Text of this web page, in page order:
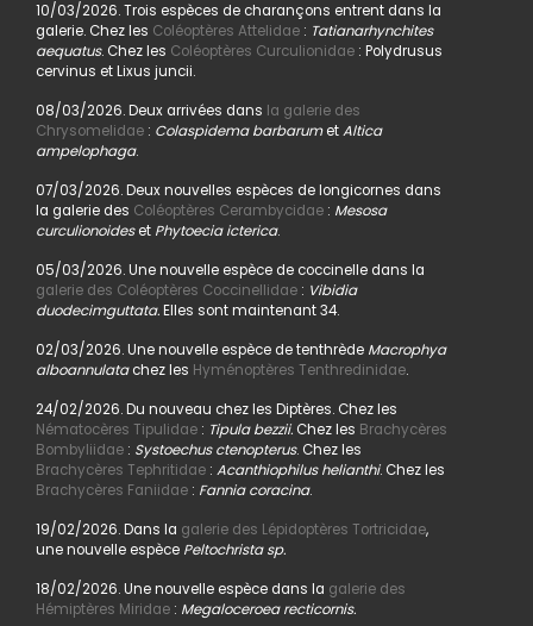
10/03/2026. Trois espèces de charançons entrent dans la
galerie. Chez les Coléoptères Attelidae: Tatianarhynchites
aequatus. Chez les Coléoptères Curculionidae: Polydrusus
cervinus et Lixus juncii.
08/03/2026. Deux arrivées dans la galerie des
Chrysomelidae: Colaspidema barbarumetAltica
ampelophaga.
07/03/2026. Deux nouvelles espèces de longicornes dans
la galerie des Coléoptères Cerambycidae: Mesosa
curculionoideset Phytoecia icterica.
05/03/2026. Une nouvelle espèce de coccinelle dans la
galerie des Coléoptères Coccinellidae: Vibidia
duodecimguttata.Elles sont maintenant 34.
02/03/2026. Une nouvelle espèce de tenthrède Macrophya
alboannulatachez les Hyménoptères Tenthredinidae.
24/02/2026. Du nouveau chez les Diptères. Chez les
Nématocères Tipulidae: Tipula bezzii. Chez les Brachycères
Bombyliidae: Systoechus ctenopterus. Chez les
Brachycères Tephritidae: Acanthiophilus helianthi. Chez les
Brachycères Faniidae: Fannia coracina.
19/02/2026. Dans la galerie des Lépidoptères Tortricidae,
une nouvelle espèce Peltochrista sp.
18/02/2026. Une nouvelle espèce dans la galerie des
Hémiptères Miridae: Megaloceroea recticornis.